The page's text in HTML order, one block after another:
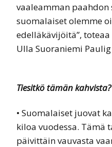
vaaleamman
suomalaiset olemme
edelläkävijöitä”,
Ulla Suoraniemi
Tiesitkö tämän kahvista?
• Suomalaiset juovat
kiloa vuodessa. Tämä
päivittäin vauvasta